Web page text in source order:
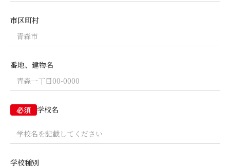
市区町村
番地、建物名
必須 学校名
学校種別